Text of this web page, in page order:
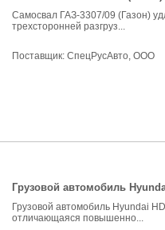
Самосвал ГАЗ-3307/09 (Газон)
трехсторонней разгруз...
Поставщик: СпецРусАвто, ООО
Грузовой автомобиль
Грузовой автомобиль Hyundai
отличающаяся повышенно...